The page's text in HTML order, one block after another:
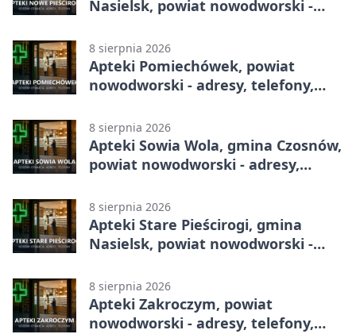
Nasielsk, powiat nowodworski -
8 sierpnia 2026
Apteki Pomiechówek, powiat
nowodworski - adresy, telefony,
8 sierpnia 2026
Apteki Sowia Wola, gmina Czosnów,
powiat nowodworski - adresy,
8 sierpnia 2026
Apteki Stare Pieścirogi, gmina
Nasielsk, powiat nowodworski -
8 sierpnia 2026
Apteki Zakroczym, powiat
nowodworski - adresy, telefony,